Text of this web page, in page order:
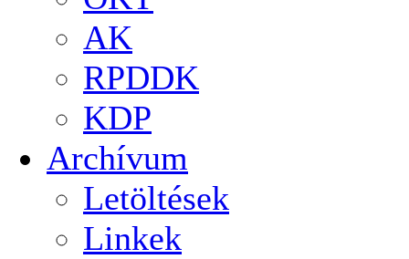
AK
RPDDK
KDP
Archívum
Letöltések
Linkek